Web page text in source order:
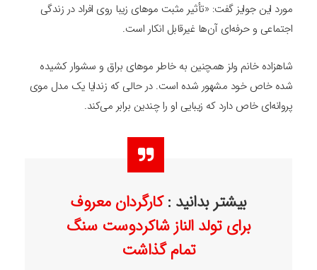
مورد این جوایز گفت: «تأثیر مثبت موهای زیبا روی افراد در زندگی
اجتماعی و حرفه‌ای آن‌ها غیرقابل انکار است.
شاهزاده خانم ولز همچنین به خاطر موهای براق و سشوار کشیده
شده خاص خود مشهور شده است. در حالی که زندایا یک مدل موی
پروانه‌ای خاص دارد که زیبایی او را چندین برابر می‌کند.
بیشتر بدانید :کارگردان معروف
برای تولد الناز شاکردوست سنگ
تمام گذاشت